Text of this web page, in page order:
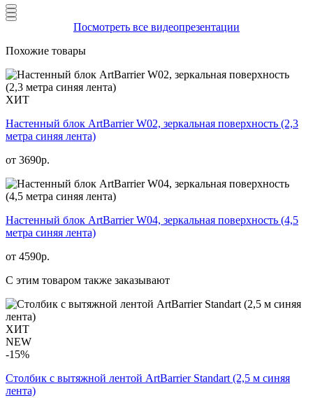
Посмотреть все видеопрезентации
Похожие товары
ХИТ
Настенный блок ArtBarrier W02, зеркальная поверхность (2,3
метра синяя лента)
от 3690р.
Настенный блок ArtBarrier W04, зеркальная поверхность (4,5
метра синяя лента)
от 4590р.
С этим товаром также заказывают
ХИТ
NEW
-15%
Столбик с вытяжной лентой ArtBarrier Standart (2,5 м синяя
лента)